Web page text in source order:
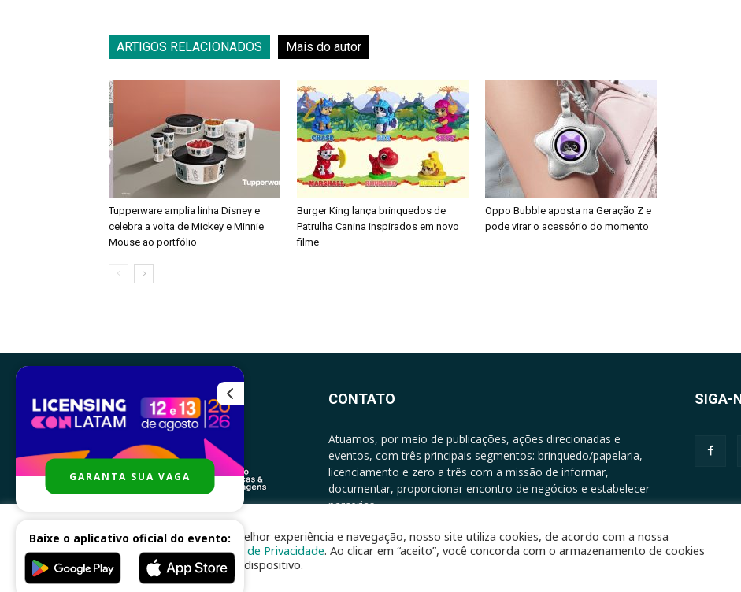
ARTIGOS RELACIONADOS Mais do autor
Tupperware amplia linha Disney e
celebra a volta de Mickey e Minnie
Mouse ao portfólio
Burger King lança brinquedos de
Patrulha Canina inspirados em novo
filme
Oppo Bubble aposta na Geração Z e
pode virar o acessório do momento
CONTATO
Atuamos, por meio de publicações, ações direcionadas e
eventos, com três principais segmentos: brinquedo/papelaria,
licenciamento e zero a três com a missão de informar,
documentar, proporcionar encontro de negócios e estabelecer
parcerias.
SIGA-
Para melhor experiência e navegação, nosso site utiliza cookies, de acordo com a nossa
Política de Privacidade. Ao clicar em “aceito”, você concorda com o armazenamento de cookies
no seu dispositivo.
GARANTA SUA VAGA
Baixe o aplicativo oficial do evento: